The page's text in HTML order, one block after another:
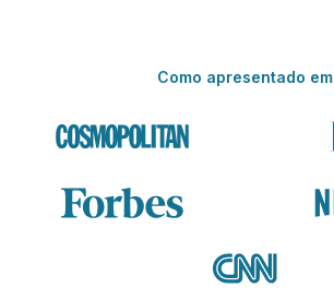
Como apresentado em